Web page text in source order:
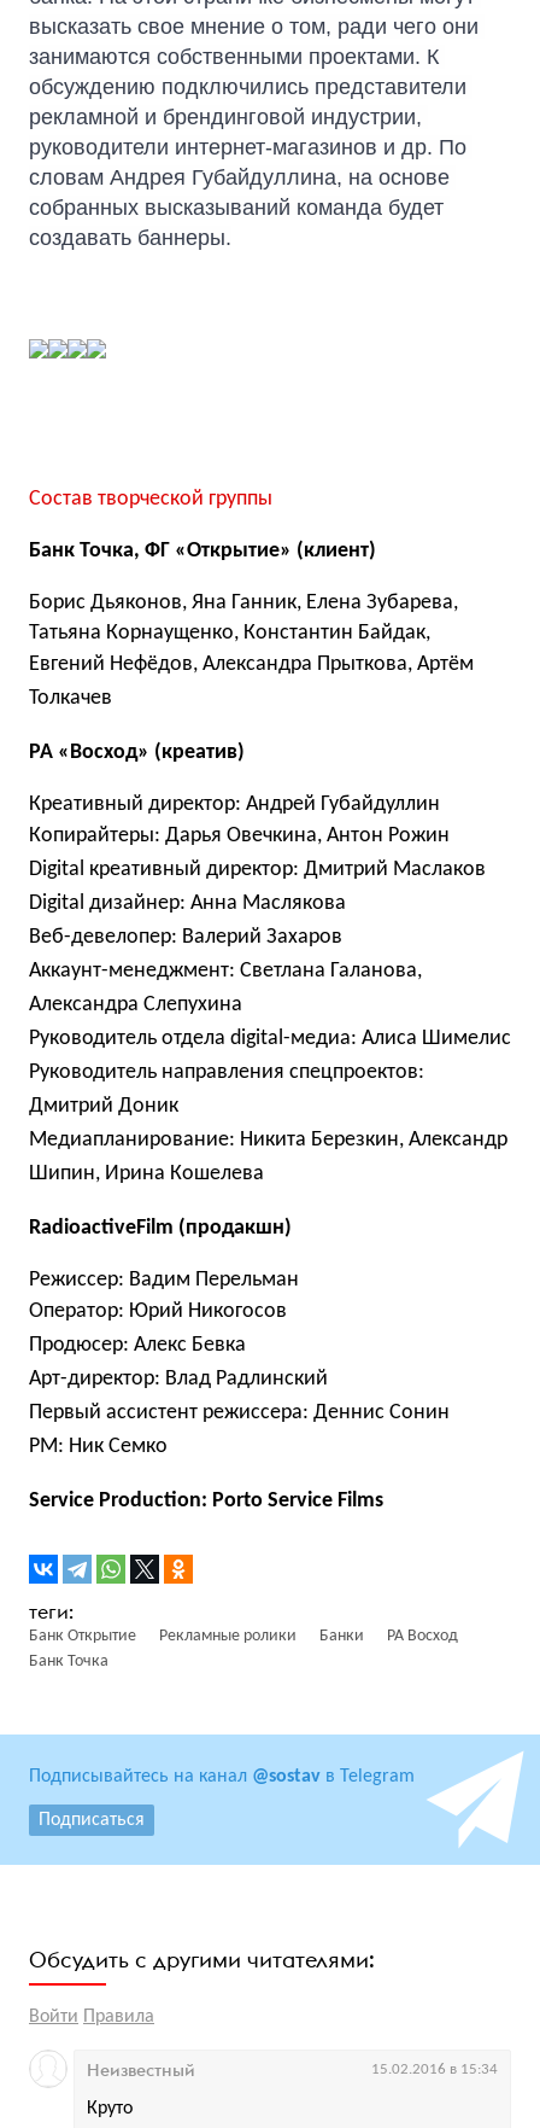
высказать свое мнение о том, ради чего они
занимаются собственными проектами. К
обсуждению подключились представители
рекламной и брендинговой индустрии,
руководители интернет-магазинов и др. По
словам Андрея Губайдуллина, на основе
собранных высказываний команда будет
создавать баннеры.
Состав творческой группы
Банк Точка, ФГ «Открытие» (клиент)
Борис Дьяконов, Яна Ганник, Елена Зубарева,
Татьяна Корнаущенко, Константин Байдак,
Евгений Нефёдов, Александра Прыткова, Артём
Толкачев
РА «Восход» (креатив)
Креативный директор: Андрей Губайдуллин
Копирайтеры: Дарья Овечкина, Антон Рожин
Digital креативный директор: Дмитрий Маслаков
Digital дизайнер: Анна Маслякова
Веб-девелопер: Валерий Захаров
Аккаунт-менеджмент: Светлана Галанова,
Александра Слепухина
Руководитель отдела digital-медиа: Алиса Шимелис
Руководитель направления спецпроектов:
Дмитрий Доник
Медиапланирование: Никита Березкин, Александр
Шипин, Ирина Кошелева
RadioactiveFilm (продакшн)
Режиссер: Вадим Перельман
Оператор: Юрий Никогосов
Продюсер: Алекс Бевка
Арт-директор: Влад Радлинский
Первый ассистент режиссера: Деннис Сонин
PM: Ник Семко
Service Production: Porto Service Films
Банк Открытие Рекламные ролики Банки
РА Восход
Банк Точка
Подписывайтесь на канал @sostav в Telegram
Подписаться
Обсудить с другими читателями:
Войти Правила
Круто
Неизвестный 15.02.2016 в 15:34